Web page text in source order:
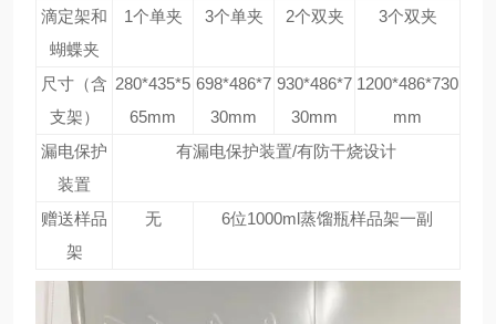
滴定架和
蝴蝶夹
1个单夹 3个单夹 2个双夹 3个双夹
尺寸（含
支架）
280*435*5
65mm
698*486*7
30mm
930*486*7
30mm
1200*486*730
mm
漏电保护
装置
有漏电保护装置/有防干烧设计
赠送样品
架
无 6位1000ml蒸馏瓶样品架一副